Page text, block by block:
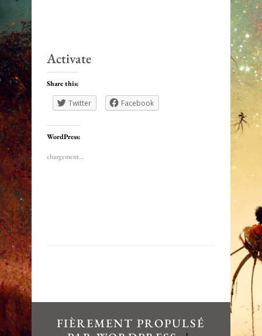
Activate
Share this:
Twitter Facebook
WordPress:
chargement…
FIÈREMENT PROPULSÉ